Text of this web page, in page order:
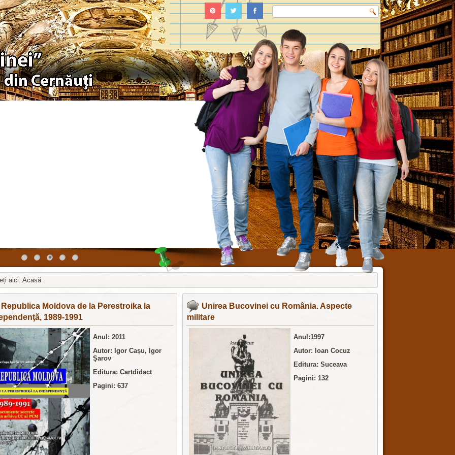
aici: Acasă
Republica Moldova de la Perestroika la
1989-1991
Anul: 2011
Autor: Igor Cașu, Igor
Şarov
Editura: Cartdidact
Pagini: 637
Unirea Bucovinei cu România. Aspecte
militare
Anul:1997
Autor: Ioan Cocuz
Editura: Suceava
Pagini: 132